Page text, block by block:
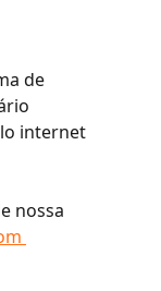
de
internet
nossa